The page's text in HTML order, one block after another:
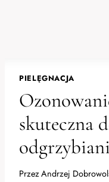
PIELĘGNACJA
skuteczna
PrzezAndrzej